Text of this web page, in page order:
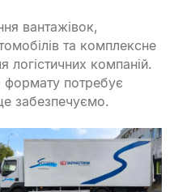
вантажівок,
та комплексне
логістичних компаній.
формату потребує
забезпечуємо.